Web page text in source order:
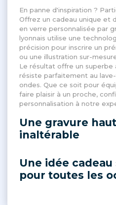
En panne d'inspiration ?
Offrez un cadeau unique et
en verre personnalisée par
lyonnais utilise une
précision pour inscrire un
ou une illustration sur-
Le résultat offre un
résiste parfaitement au
ondes. Que ce soit pour
faire plaisir à un proche,
personnalisation à notre
Une gravure
inaltérable
Une idée
pour toutes les